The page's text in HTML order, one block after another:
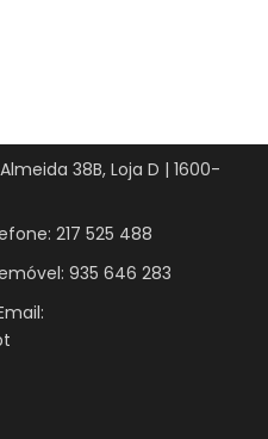
38B, Loja D | 1600-
217 525 488
935 646 283